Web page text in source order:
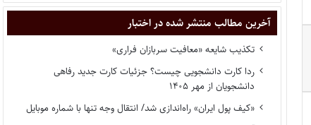
آخرین مطالب منتشر شده در اختبار
تکذیب شایعه «معافیت سربازان فراری»
ردا کارت دانشجویی چیست؟ جزئیات کارت جدید رفاهی
دانشجویان از مهر ۱۴۰۵
«کیف پول ایران» راه‌اندازی شد/ انتقال وجه تنها با شماره موبایل